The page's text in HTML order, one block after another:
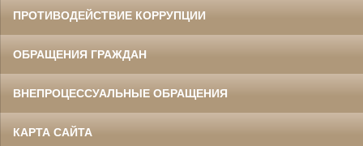
ПРОТИВОДЕЙСТВИЕ КОРРУПЦИИ
ОБРАЩЕНИЯ ГРАЖДАН
ВНЕПРОЦЕССУАЛЬНЫЕ ОБРАЩЕНИЯ
КАРТА САЙТА